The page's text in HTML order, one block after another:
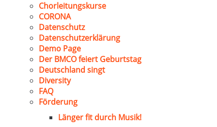
Chorleitungskurse
CORONA
Datenschutz
Datenschutzerklärung
Demo Page
Der BMCO feiert Geburtstag
Deutschland singt
Diversity
FAQ
Förderung
Länger fit durch Musik!